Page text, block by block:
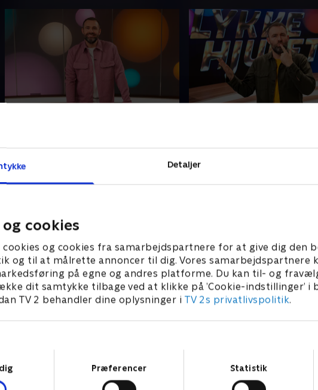
Detaljer
cookies
cookies og cookies fra samarbejdspartnere for at give dig den
og til at målrette annoncer til dig. Vores samarbejdspartnere
på egne og andres platforme. Du kan til- og
dit samtykke tilbage ved at klikke på ’Cookie-indstillinger’ i
TV 2 behandler dine oplysninger i TV 2s privatlivspolitik.
Præferencer Statistik
Mikkel Kryger har rystet posen med
præsenterer store præmier og
drilske ordgåder. Så er det bare op til
halv times ordleg med tre
deltagere og store præmier.